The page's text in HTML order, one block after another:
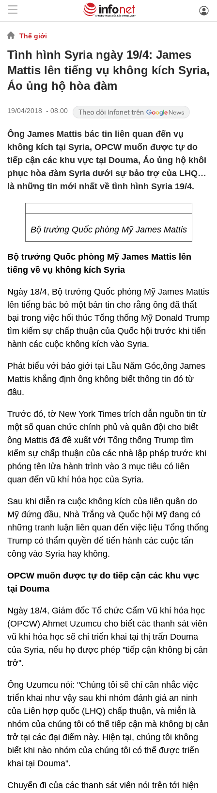
Thế giới
Tình hình Syria ngày 19/4: James
Mattis lên tiếng vụ không kích Syria,
Áo ủng hộ hòa đàm
19/04/2018 - 08:00
Ông James Mattis bác tin liên quan đến vụ
không kích tại Syria, OPCW muốn được tự do
tiếp cận các khu vực tại Douma, Áo ủng hộ khôi
phục hòa đàm Syria dưới sự bảo trợ của LHQ…
là những tin mới nhất về tình hình Syria 19/4.
Bộ trưởng Quốc phòng Mỹ James Mattis
Bộ trưởng Quốc phòng Mỹ James Mattis lên
tiếng về vụ không kích Syria
Ngày 18/4, Bộ trưởng Quốc phòng Mỹ James Mattis
lên tiếng bác bỏ một bản tin cho rằng ông đã thất
bại trong việc hối thúc Tổng thống Mỹ Donald Trump
tìm kiếm sự chấp thuận của Quốc hội trước khi tiến
hành các cuộc không kích vào Syria.
Phát biểu với báo giới tại Lầu Năm Góc,ông James
Mattis khẳng định ông không biết thông tin đó từ
đâu.
Trước đó, tờ New York Times trích dẫn nguồn tin từ
một số quan chức chính phủ và quân đội cho biết
ông Mattis đã đề xuất với Tổng thống Trump tìm
kiếm sự chấp thuận của các nhà lập pháp trước khi
phóng tên lửa hành trình vào 3 mục tiêu có liên
quan đến vũ khí hóa học của Syria.
Sau khi diễn ra cuộc không kích của liên quân do
Mỹ đứng đầu, Nhà Trắng và Quốc hội Mỹ đang có
những tranh luận liên quan đến việc liệu Tổng thống
Trump có thẩm quyền để tiến hành các cuộc tấn
công vào Syria hay không.
OPCW muốn được tự do tiếp cận các khu vực
tại Douma
Ngày 18/4, Giám đốc Tổ chức Cấm Vũ khí hóa học
(OPCW) Ahmet Uzumcu cho biết các thanh sát viên
vũ khí hóa học sẽ chỉ triển khai tại thị trấn Douma
của Syria, nếu họ được phép "tiếp cận không bị cản
trở".
Ông Uzumcu nói: "Chúng tôi sẽ chỉ cân nhắc việc
triển khai như vậy sau khi nhóm đánh giá an ninh
của Liên hợp quốc (LHQ) chấp thuận, và miễn là
nhóm của chúng tôi có thể tiếp cận mà không bị cản
trở tại các đại điểm này. Hiện tại, chúng tôi không
biết khi nào nhóm của chúng tôi có thể được triển
khai tại Douma".
Chuyến đi của các thanh sát viên nói trên tới hiện